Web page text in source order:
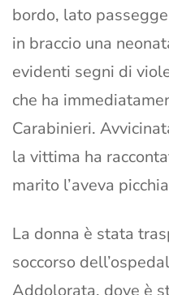
bordo, lato
in braccio una
evidenti segni di
che ha
Carabinieri.
la vittima ha
marito l’aveva
La donna è stata
soccorso